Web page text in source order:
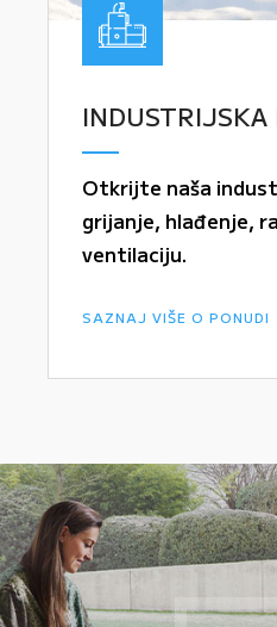
Otkrijte naša
grijanje, hlađenje,
ventilaciju.
SAZNAJ VIŠE O PONUDI